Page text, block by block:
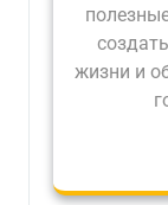
жизни и